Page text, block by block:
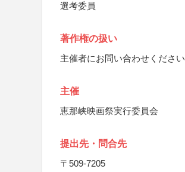
選考委員
著作権の扱い
主催者にお問い合わせください
主催
恵那峡映画祭実行委員会
提出先・問合先
〒509-7205